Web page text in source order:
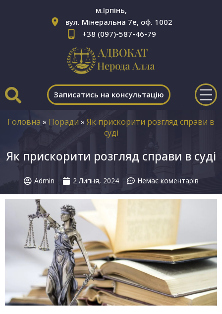
м.Ірпінь,
вул. Мінеральна 7е, оф. 1002
+38 (097)-587-46-79
Записатись на консультацію
Головна » Поради » Як прискорити розгляд справи в
суді
Як прискорити розгляд справи в суді
Admin 2 Липня, 2024 Немає коментарів